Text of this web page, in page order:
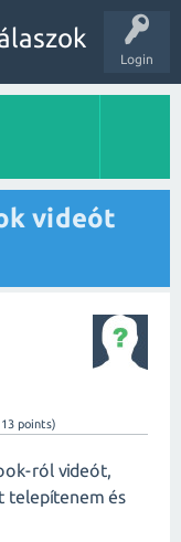
Login
videót
points)
ról videót,
telepítenem és